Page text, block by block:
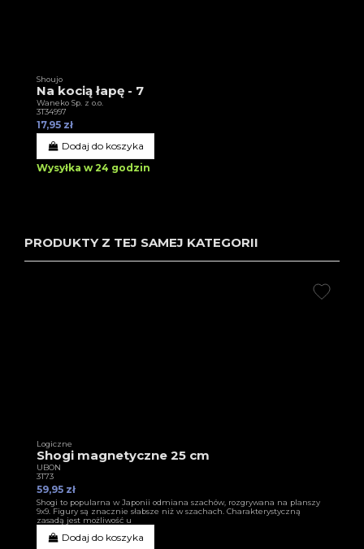
Shoujo
Na kocią łapę - 7
Waneko Sp. z o.o.
3T34997
17,95 zł
Dodaj do koszyka
Wysyłka w 24 godzin
PRODUKTY Z TEJ SAMEJ KATEGORII
Logiczne
Shogi magnetyczne 25 cm
UBON
3T73
59,95 zł
Shogi to popularna w Japonii odmiana szachów, rozgrywana na planszy
9x9. Figury są znacznie słabsze niż w szachach. Charakterystyczną
zasadą jest możliwość u
Dodaj do koszyka